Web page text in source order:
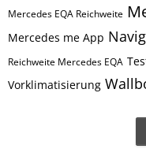
Mercedes EQA Reichweite
Mercedes me App
Reichweite Mercedes EQA
Vorklimatisierung